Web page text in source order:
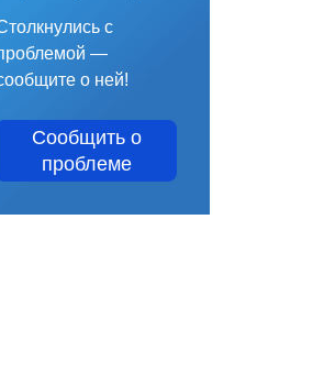
с
—
о ней!
Сообщить о
проблеме